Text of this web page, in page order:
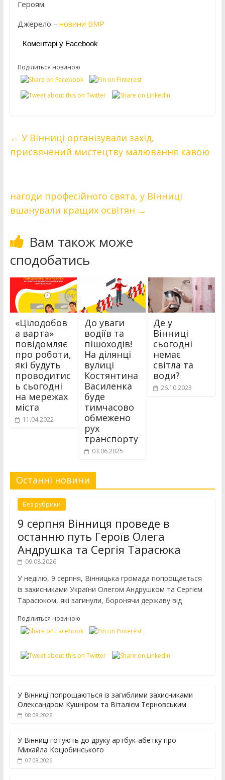
Героям.
Джерело – новини ВМР
Коментарі у Facebook
Поділиться новиною
← У Вінниці організували захід,
присвячений мистецтву малювання кавою
нагоди професійного свята, у Вінниці
вшанували кращих освітян →
Вам також може
сподобатись
«Цілодобов
а варта»
повідомляє
про роботи,
які будуть
проводитис
ь сьогодні
на мережах
міста
11.04.2022
До уваги
водіїв та
пішоходів!
На ділянці
вулиці
Костянтина
Василенка
буде
тимчасово
обмежено
рух
транспорту
03.06.2025
Де у
Вінниці
сьогодні
немає
світла та
води?
26.10.2023
Останні новини
Без рубрики
9 серпня Вінниця проведе в
останню путь Героїв Олега
Андрушка та Сергія Тарасюка
09.08.2026
У неділю, 9 серпня, Вінницька громада попрощається
із захисниками України Олегом Андрушком та Сергієм
Тарасюком, які загинули, боронячи державу від
Поділиться новиною
У Вінниці попрощаються із загиблими захисниками
Олександром Кушніром та Віталієм Терновським
08.08.2026
У Вінниці готують до друку артбук-абетку про
Михайла Коцюбинського
07.08.2026